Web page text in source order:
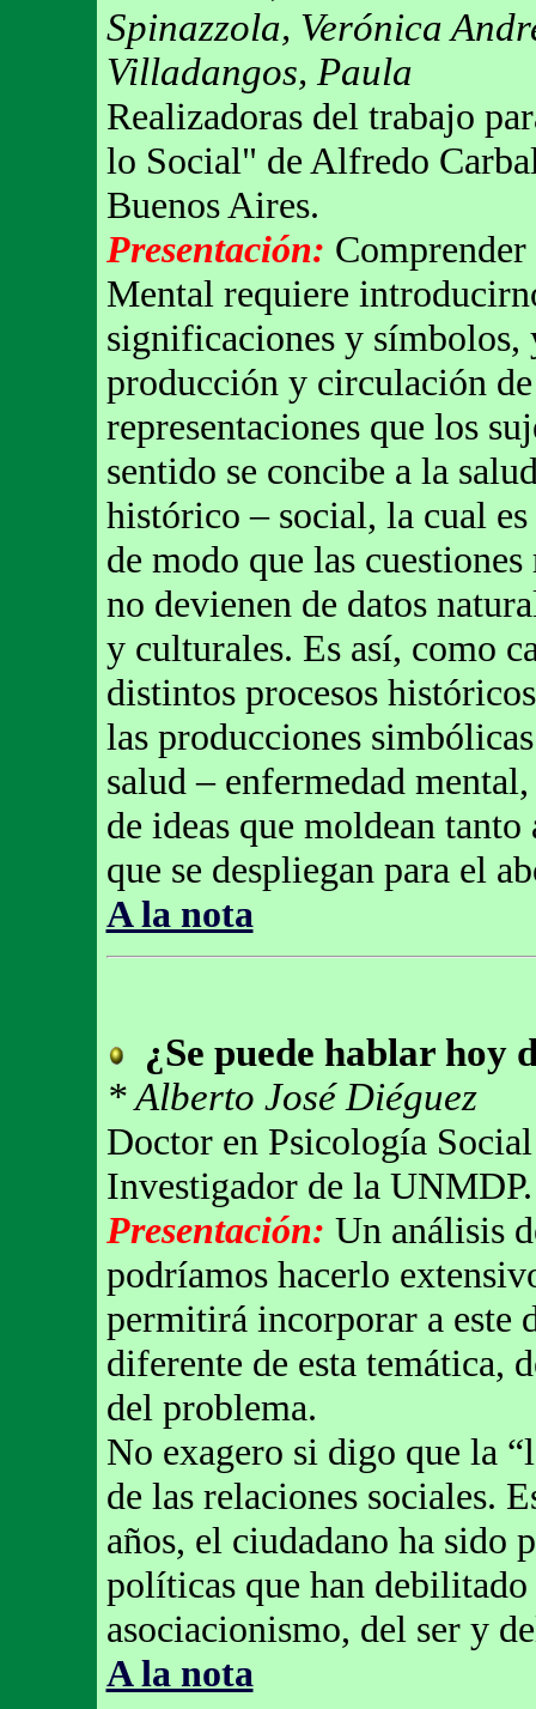
Spinazzola, Verónica
Villadangos, Paula
Realizadoras del trabajo
lo Social" de Alfredo
Buenos Aires.
Presentación:
Mental requiere
significaciones y símbolos,
producción y circulación
representaciones que los
sentido se concibe a la
histórico – social, la cual
de modo que las
no devienen de datos
y culturales. Es así, como
distintos procesos
las producciones
salud – enfermedad
de ideas que moldean
que se despliegan para el
A la nota
¿Se puede hablar hoy
* Alberto José Diéguez
Doctor en Psicología
Investigador de la
Presentación: Un análisis
podríamos hacerlo
permitirá incorporar a este
diferente de esta temática,
del problema.
No exagero si digo que la
de las relaciones sociales.
años, el ciudadano ha sido
políticas que han
asociacionismo, del ser y
A la nota